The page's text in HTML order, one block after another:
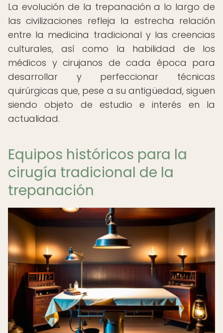
La evolución de la trepanación a lo largo de
las civilizaciones refleja la estrecha relación
entre la medicina tradicional y las creencias
culturales, así como la habilidad de los
médicos y cirujanos de cada época para
desarrollar y perfeccionar técnicas
quirúrgicas que, pese a su antigüedad, siguen
siendo objeto de estudio e interés en la
actualidad.
Equipos históricos para la
cirugía tradicional de la
trepanación